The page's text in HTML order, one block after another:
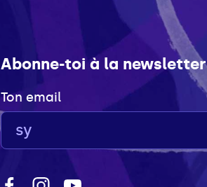
Abonne-toi à la newsletter
Ton email